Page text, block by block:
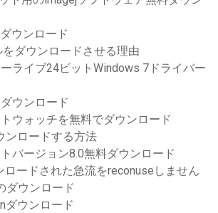
ウンロード
ダウンロードさせる理由
ライブ24ビットWindows 7ドライバー
ウンロード
ウォッチを無料でダウンロード
ンロードする方法
バージョン8.0無料ダウンロード
ロードされた急流をreconuseしません
ダウンロード
ダウンロード